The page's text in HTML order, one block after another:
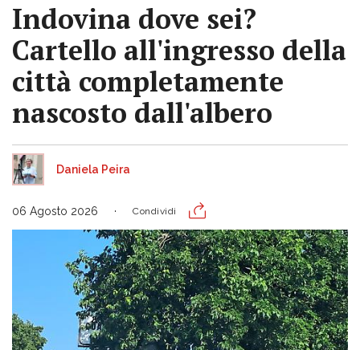
Indovina dove sei?
Cartello all'ingresso della
città completamente
nascosto dall'albero
Daniela Peira
06 Agosto 2026 Condividi